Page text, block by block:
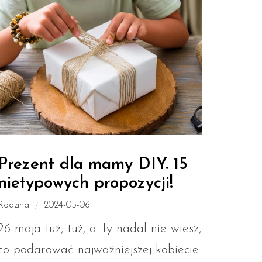
dla mamy DIY. 15
propozycji!
2024-05-06
maja tuż, tuż, a Ty nadal nie wiesz,
podarować najważniejszej kobiecie